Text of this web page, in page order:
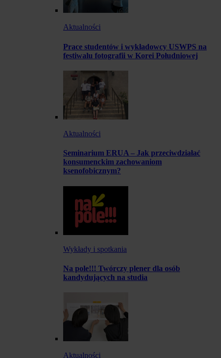
Aktualności
Prace studentów i wykładowcy USWPS na
festiwalu fotografii w Korei Południowej
Aktualności
Seminarium ERUA – Jak przeciwdziałać
konsumenckim zachowaniom
ksenofobicznym?
Wykłady i spotkania
Na pole!!! Twórczy plener dla osób
kandydujących na studia
Aktualności